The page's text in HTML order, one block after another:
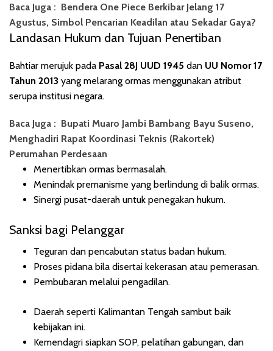
Baca Juga : Bendera One Piece Berkibar Jelang 17
Agustus, Simbol Pencarian Keadilan atau Sekadar Gaya?
Landasan Hukum dan Tujuan Penertiban
Bahtiar merujuk pada Pasal 28J UUD 1945 dan UU Nomor 17
Tahun 2013 yang melarang ormas menggunakan atribut
serupa institusi negara.
Baca Juga : Bupati Muaro Jambi Bambang Bayu Suseno,
Menghadiri Rapat Koordinasi Teknis (Rakortek)
Perumahan Perdesaan
Menertibkan ormas bermasalah.
Menindak premanisme yang berlindung di balik ormas.
Sinergi pusat-daerah untuk penegakan hukum.
Sanksi bagi Pelanggar
Teguran dan pencabutan status badan hukum.
Proses pidana bila disertai kekerasan atau pemerasan.
Pembubaran melalui pengadilan.
Daerah seperti Kalimantan Tengah sambut baik
kebijakan ini.
Kemendagri siapkan SOP, pelatihan gabungan, dan